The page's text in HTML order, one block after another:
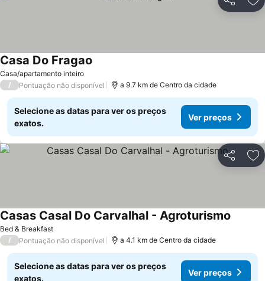
Partilhar
Casa/apartamento inteiro
Casa Do Fragao
/ Pontuação não disponível a 9.7 km de Centro da cidade
Selecione as datas para ver os preços
exatos.
Ver preços
Partilhar
Bed & Breakfast
Casas Casal Do Carvalhal - Agroturismo
/ Pontuação não disponível a 4.1 km de Centro da cidade
Selecione as datas para ver os preços
exatos.
Ver preços